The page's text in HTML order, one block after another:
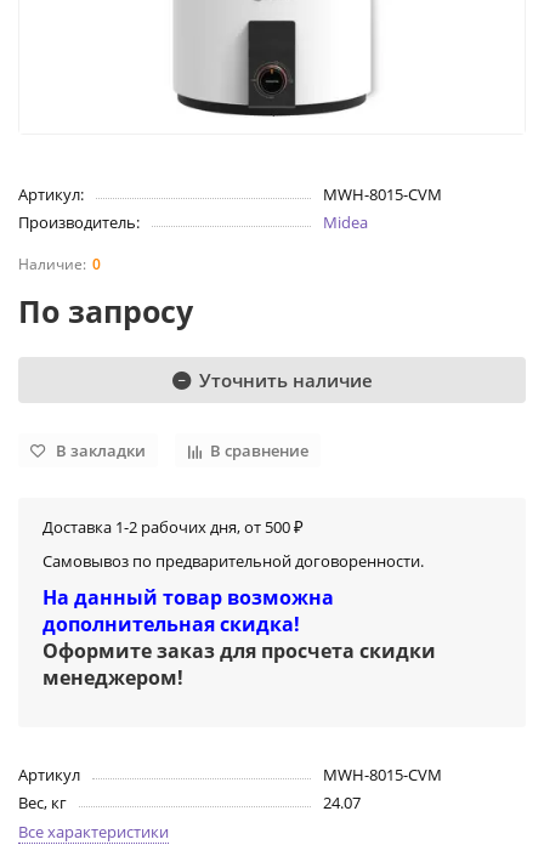
Артикул:
MWH-8015-CVM
Производитель:
Midea
0
По запросу
Уточнить наличие
В закладки В сравнение
Доставка 1-2 рабочих дня, от 500 ₽
Самовывоз по предварительной договоренности.
На данный товар возможна
дополнительная скидка!
Оформите заказ для просчета скидки
менеджером!
Артикул
MWH-8015-CVM
Вес, кг
24.07
Все характеристики